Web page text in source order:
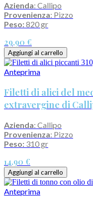
Azienda: Callipo
Provenienza: Pizzo
Peso:820 gr
29,90 €
Aggiungi al carrello
Anteprima
Filetti di alici del
extravergine di
Azienda: Callipo
Provenienza: Pizzo
Peso: 310 gr
14,90 €
Aggiungi al carrello
Anteprima